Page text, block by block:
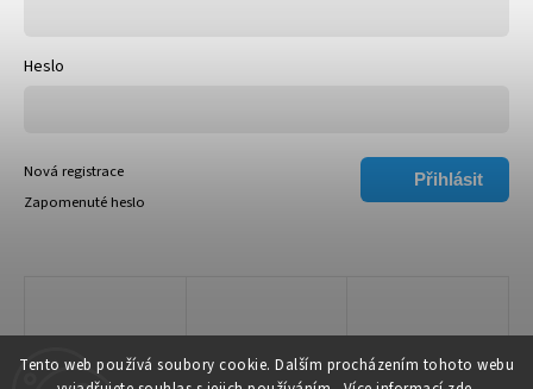
Tento web používá soubory cookie. Dalším procházením tohoto webu
Heslo
Přihlásit
Nová registrace
Zapomenuté heslo